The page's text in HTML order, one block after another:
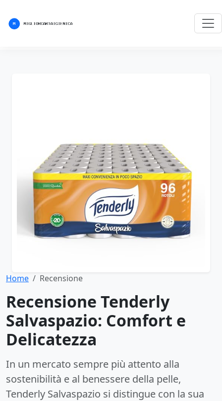
Home Recensione
Recensione Tenderly
Salvaspazio: Comfort e
Delicatezza
In un mercato sempre più attento alla
sostenibilità e al benessere della pelle,
Tenderly Salvaspazio si distingue con la sua